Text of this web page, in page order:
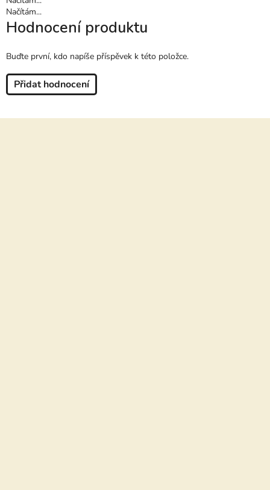
Načítám...
Hodnocení produktu
Buďte první, kdo napíše příspěvek k této položce.
Přidat hodnocení